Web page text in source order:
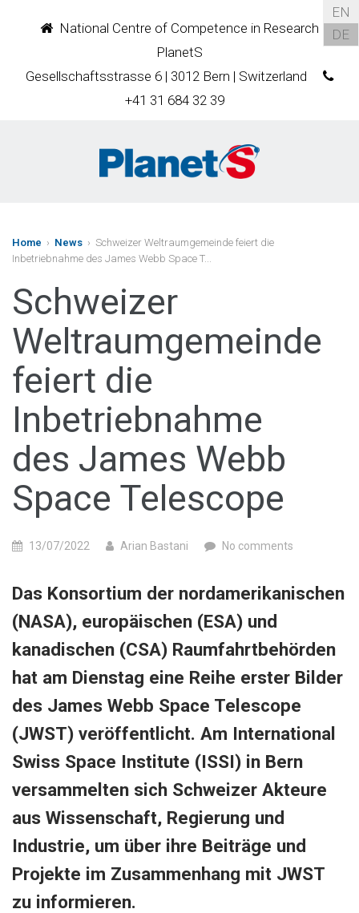
National Centre of Competence in Research
PlanetS
Gesellschaftsstrasse 6 | 3012 Bern | Switzerland
+41 31 684 32 39
EN
DE
Home › News › Schweizer Weltraumgemeinde feiert die
Inbetriebnahme des James Webb Space T...
Schweizer
Weltraumgemeinde
feiert die
Inbetriebnahme
des James Webb
Space Telescope
13/07/2022 Arian Bastani No comments
Das Konsortium der nordamerikanischen
(NASA), europäischen (ESA) und
kanadischen (CSA) Raumfahrtbehörden
hat am Dienstag eine Reihe erster Bilder
des James Webb Space Telescope
(JWST) veröffentlicht. Am International
Swiss Space Institute (ISSI) in Bern
versammelten sich Schweizer Akteure
aus Wissenschaft, Regierung und
Industrie, um über ihre Beiträge und
Projekte im Zusammenhang mit JWST
zu informieren.